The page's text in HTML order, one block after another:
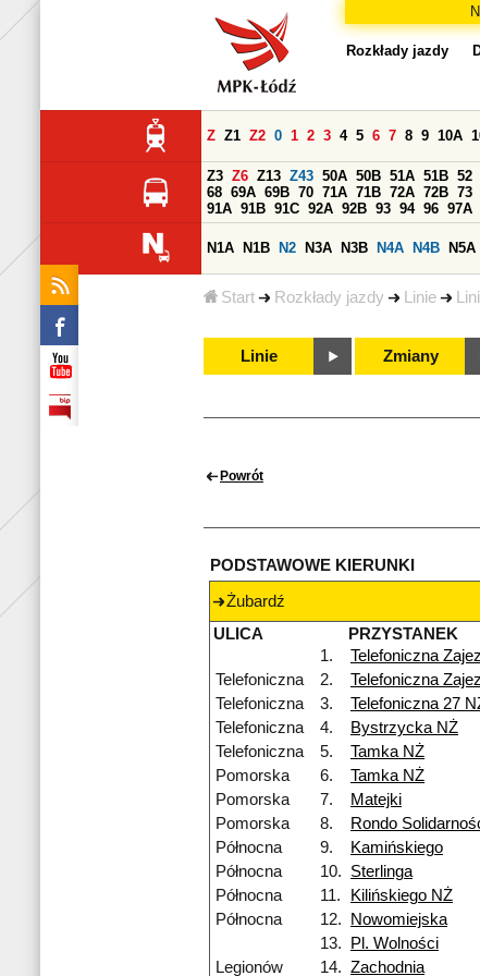
Start Rozkłady jazdy Linie
Rozkłady jazdy
Z Z1 Z2 0 1 2 3 4 5 6 7 8 9 10A
Z3 Z6 Z13 Z43 50A 50B 51A 51B 52
68 69A 69B 70 71A 71B 72A 72B 73
91A 91B 91C 92A 92B 93 94 96 97A
N1A N1B N2 N3A N3B N4A N4B N5A
Linie Zmiany
Powrót
PODSTAWOWE KIERUNKI
Żubardź
ULICA
PRZYSTANEK
1.
Telefoniczna
Telefoniczna
2. Telefoniczna
Telefoniczna
3. Telefoniczna 27
Telefoniczna
4. Bystrzycka NŻ
Telefoniczna
5. Tamka NŻ
Pomorska
6. Tamka NŻ
Pomorska
7. Matejki
Pomorska
8. Rondo
Północna
9. Kamińskiego
Północna
10. Sterlinga
Północna
11. Kilińskiego NŻ
Północna
12. Nowomiejska
13.
Pl. Wolności
Legionów
14. Zachodnia